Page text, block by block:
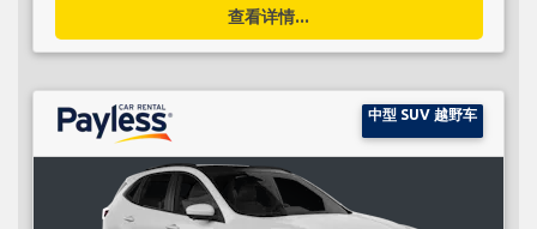
查看详情...
中型 SUV 越野车